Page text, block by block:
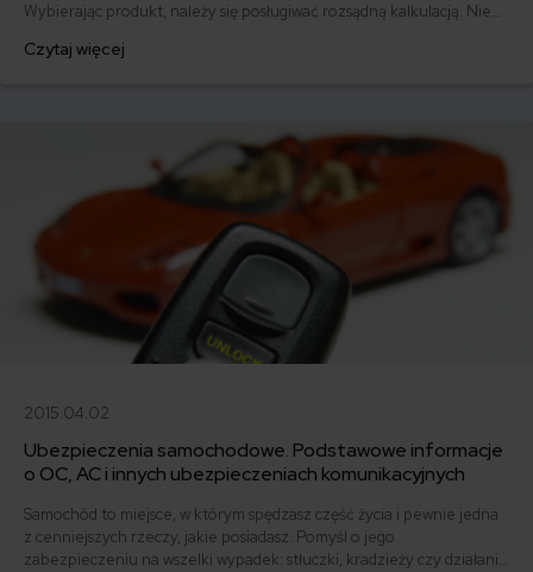
Wybierając produkt, należy się posługiwać rozsądną kalkulacją. Nie
doradzamy Ci, jakie ubezpieczenie AC wybrać.
Czytaj więcej
2015.04.02
Ubezpieczenia samochodowe. Podstawowe informacje
o OC, AC i innych ubezpieczeniach komunikacyjnych
Samochód to miejsce, w którym spędzasz część życia i pewnie jedna
z cenniejszych rzeczy, jakie posiadasz. Pomyśl o jego
zabezpieczeniu na wszelki wypadek: stłuczki, kradzieży czy działania